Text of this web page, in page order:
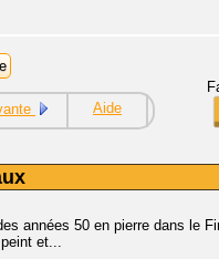
Aide
années 50 en pierre dans le
et...